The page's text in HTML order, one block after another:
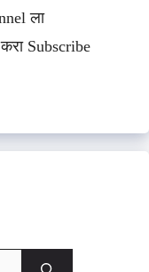
ला
Subscribe